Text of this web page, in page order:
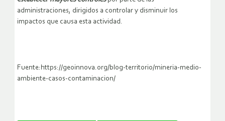
administraciones, dirigidos a controlar y disminuir los
impactos que causa esta actividad.
Fuente:https://geoinnova.org/blog-territorio/mineria-medio-
ambiente-casos-contaminacion/